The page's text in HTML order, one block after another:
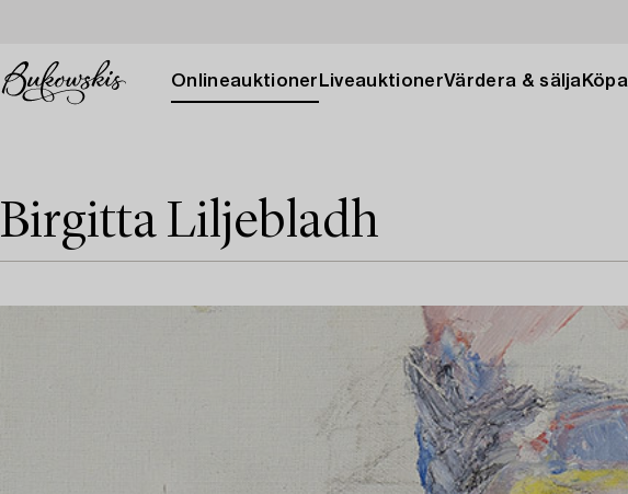
Onlineauktioner LiveauktionerVärdera & sälja Köpa
Birgitta Liljebladh